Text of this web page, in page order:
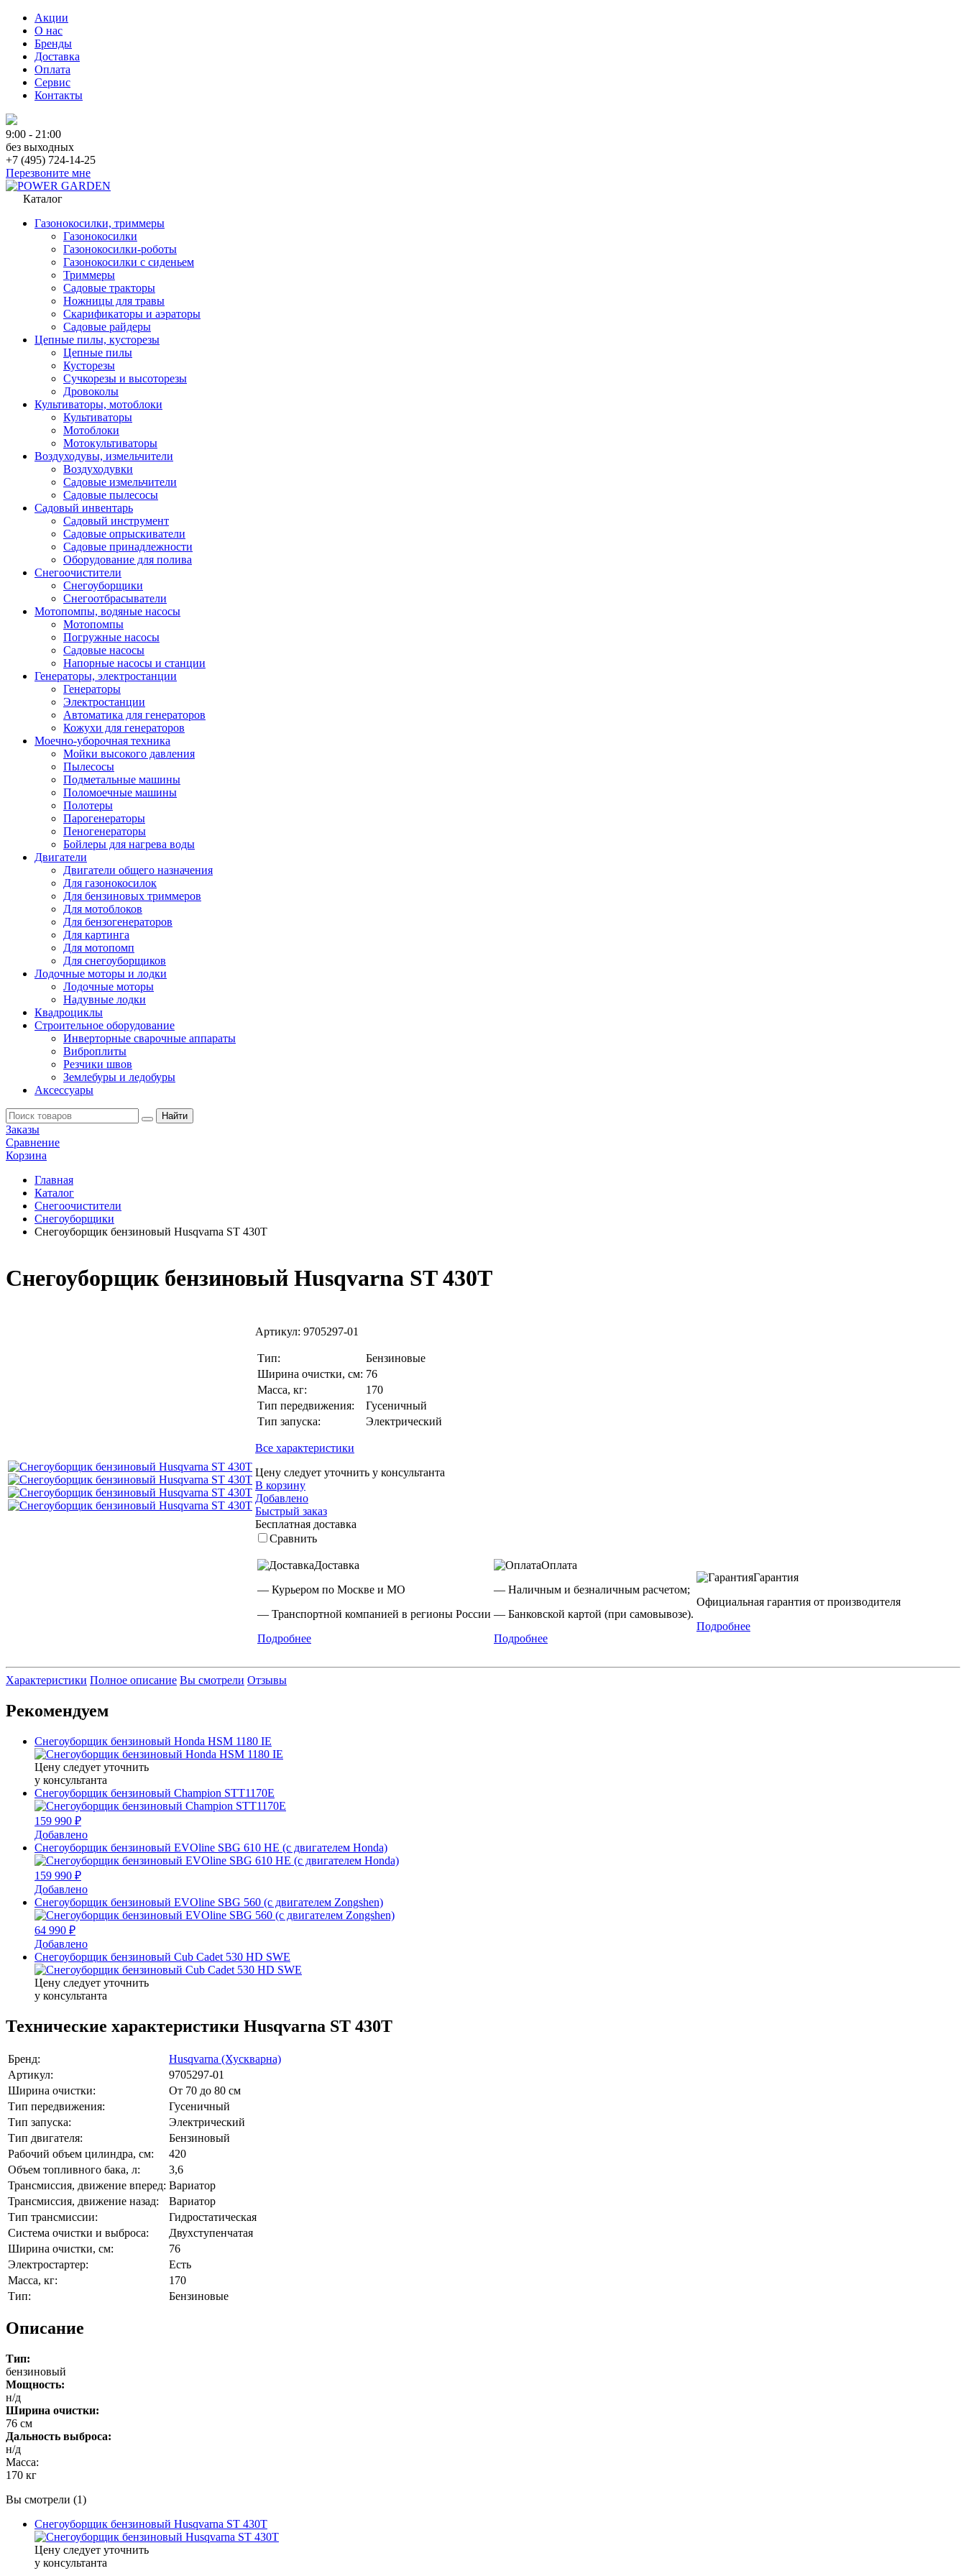
Акции
О нас
Бренды
Доставка
Оплата
Сервис
Контакты
9:00 - 21:00
без выходных
+7 (495) 724-14-25
Перезвоните мне
Каталог
Газонокосилки, триммеры
Газонокосилки
Газонокосилки-роботы
Газонокосилки с сиденьем
Триммеры
Садовые тракторы
Ножницы для травы
Скарификаторы и аэраторы
Садовые райдеры
Цепные пилы, кусторезы
Цепные пилы
Кусторезы
Сучкорезы и высоторезы
Дровоколы
Культиваторы, мотоблоки
Культиваторы
Мотоблоки
Мотокультиваторы
Воздуходувы, измельчители
Воздуходувки
Садовые измельчители
Садовые пылесосы
Садовый инвентарь
Садовый инструмент
Садовые опрыскиватели
Садовые принадлежности
Оборудование для полива
Снегоочистители
Снегоуборщики
Снегоотбрасыватели
Мотопомпы, водяные насосы
Мотопомпы
Погружные насосы
Садовые насосы
Напорные насосы и станции
Генераторы, электростанции
Генераторы
Электростанции
Автоматика для генераторов
Кожухи для генераторов
Моечно-уборочная техника
Мойки высокого давления
Пылесосы
Подметальные машины
Поломоечные машины
Полотеры
Парогенераторы
Пеногенераторы
Бойлеры для нагрева воды
Двигатели
Двигатели общего назначения
Для газонокосилок
Для бензиновых триммеров
Для мотоблоков
Для бензогенераторов
Для картинга
Для мотопомп
Для снегоуборщиков
Лодочные моторы и лодки
Лодочные моторы
Надувные лодки
Квадроциклы
Строительное оборудование
Инверторные сварочные аппараты
Виброплиты
Резчики швов
Землебуры и ледобуры
Аксессуары
Заказы
Сравнение
Корзина
Главная
Каталог
Снегоочистители
Снегоуборщики
Снегоуборщик бензиновый Husqvarna ST 430T
Снегоуборщик бензиновый Husqvarna ST 430T
Артикул: 9705297-01
Тип:
Бензиновые
Ширина очистки, см: 76
Масса, кг:
170
Тип передвижения:
Гусеничный
Тип запуска:
Электрический
Все характеристики
Цену следует уточнить у консультанта
В корзину
Добавлено
Быстрый заказ
Бесплатная доставка
Сравнить
Доставка
— Курьером по Москве и МО
— Транспортной компанией в регионы России
Подробнее
Оплата
— Наличным и безналичным расчетом;
— Банковской картой (при самовывозе).
Подробнее
Гарантия
Официальная гарантия от производителя
Подробнее
Характеристики Полное описание Вы смотрели Отзывы
Рекомендуем
Снегоуборщик бензиновый Honda HSM 1180 IE
Цену следует уточнить
у консультанта
Снегоуборщик бензиновый Champion STT1170E
159 990 ₽
Добавлено
Снегоуборщик бензиновый EVOline SBG 610 HE (с двигателем Honda)
159 990 ₽
Добавлено
Снегоуборщик бензиновый EVOline SBG 560 (с двигателем Zongshen)
64 990 ₽
Добавлено
Снегоуборщик бензиновый Cub Cadet 530 HD SWE
Цену следует уточнить
у консультанта
Технические характеристики Husqvarna ST 430T
Бренд:
Husqvarna (Хускварна)
Артикул:
9705297-01
Ширина очистки:
От 70 до 80 см
Тип передвижения:
Гусеничный
Тип запуска:
Электрический
Тип двигателя:
Бензиновый
Рабочий объем цилиндра, см:
420
Объем топливного бака, л:
3,6
Трансмиссия, движение вперед: Вариатор
Трансмиссия, движение назад:
Вариатор
Тип трансмиссии:
Гидростатическая
Система очистки и выброса:
Двухступенчатая
Ширина очистки, см:
76
Электростартер:
Есть
Масса, кг:
170
Тип:
Бензиновые
Описание
Тип:
бензиновый
Мощность:
н/д
Ширина очистки:
76 см
Дальность выброса:
н/д
Масса:
170 кг
Вы смотрели (1)
Снегоуборщик бензиновый Husqvarna ST 430T
Цену следует уточнить
у консультанта